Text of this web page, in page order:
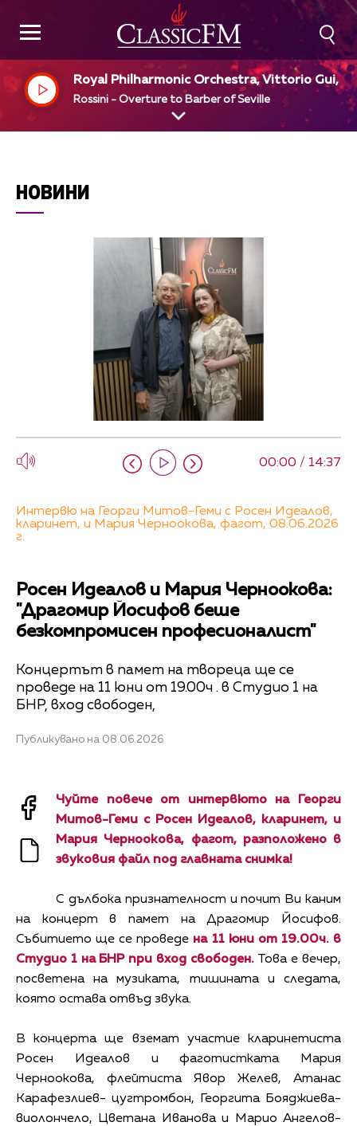
Royal Philharmonic Orchestra, Vittorio Gui,
Rossini - Overture to Barber of Seville
НОВИНИ
00:00 / 14:37
Интервю на Георги Митов-Геми с Росен Идеалов,
кларинет, и Мария Черноокова, фагот, 08.06.2026
г.
Росен Идеалов и Мария Черноокова:
"Драгомир Йосифов беше
безкомпромисен професионалист"
Концертът в памет на твореца ще се
проведе на 11 юни от 19.00ч . в Студио 1 на
БНР, вход свободен,
Публикувано на 08.06.2026
Чуйте повече от интервюто на Георги
Митов-Геми с Росен Идеалов, кларинет, и
Мария Черноокова, фагот, разположено в
звуковия файл под главната снимка!
С дълбока признателност и почит Ви каним
на концерт в памет на Драгомир Йосифов.
Събитието ще се проведе на 11 юни от 19.00ч. в
Студио 1 на БНР при вход свободен. Това е вечер,
посветена на музиката, тишината и следата,
която остава отвъд звука.
В концерта ще вземат участие кларинетиста
Росен Идеалов и фаготистката Мария
Черноокова, флейтиста Явор Желев, Атанас
Карафезлиев- цугтромбон, Георгита Бояджиева-
виолончело, Цветана Иванова и Марио Ангелов-